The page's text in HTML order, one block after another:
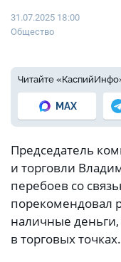
31.07.2025 18:00
Общество
Читайте
MAX
Председатель
и торговли
перебоев со
порекомендовал
наличные
в торговых точках.